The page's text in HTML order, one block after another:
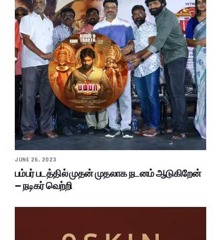
JUNE 26, 2023
பம்பர் படத்தில் முதன் முதலாக நடனம் ஆடுகிறேன்
– நடிகர் வெற்றி